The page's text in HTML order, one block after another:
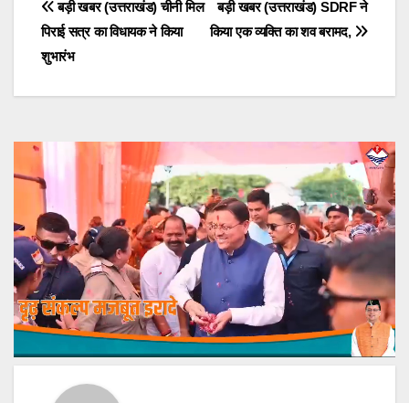
Post
navigation
बड़ी खबर (उत्तराखंड) SDRF ने
किया एक व्यक्ति का शव बरामद,
बड़ी खबर (उत्तराखंड) चीनी मिल
पिराई सत्र का विधायक ने किया
शुभारंभ